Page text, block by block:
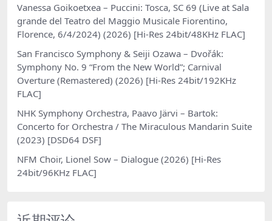
Vanessa Goikoetxea – Puccini: Tosca, SC 69 (Live at Sala
grande del Teatro del Maggio Musicale Fiorentino,
Florence, 6/4/2024) (2026) [Hi-Res 24bit/48KHz FLAC]
San Francisco Symphony & Seiji Ozawa – Dvořák:
Symphony No. 9 “From the New World”; Carnival
Overture (Remastered) (2026) [Hi-Res 24bit/192KHz
FLAC]
NHK Symphony Orchestra, Paavo Järvi – Bartok:
Concerto for Orchestra / The Miraculous Mandarin Suite
(2023) [DSD64 DSF]
NFM Choir, Lionel Sow – Dialogue (2026) [Hi-Res
24bit/96KHz FLAC]